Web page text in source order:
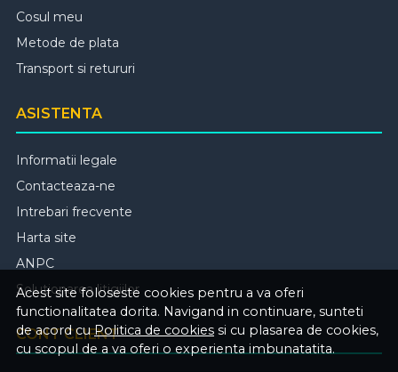
Acest site foloseste cookies pentru a va oferi
functionalitatea dorita. Navigand in continuare, sunteti
de acord cuPolitica de cookies si cu plasarea de cookies,
cu scopul de a va oferi o experienta imbunatatita.
Cosul meu
Metode de plata
Transport si retururi
ASISTENTA
Informatii legale
Contacteaza-ne
Intrebari frecvente
Harta site
ANPC
Solutionarea litigiilor
CONT CLIENT